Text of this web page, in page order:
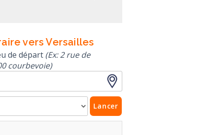
vers Versailles
de départ (Ex: 2 rue de
courbevoie)
Lancer